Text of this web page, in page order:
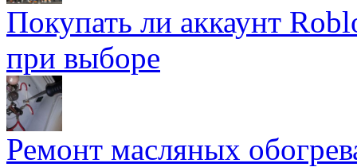
Покупать ли аккаунт
при выборе
Ремонт масляных